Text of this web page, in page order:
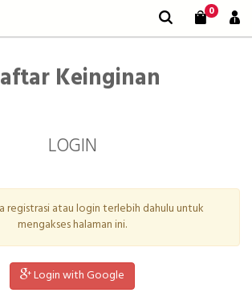
0
Keinginan
LOGIN
registrasi atau login terlebih dahulu untuk
mengakses halaman ini.
Login with Google